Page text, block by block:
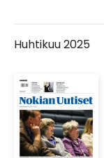
Huhtikuu 2025